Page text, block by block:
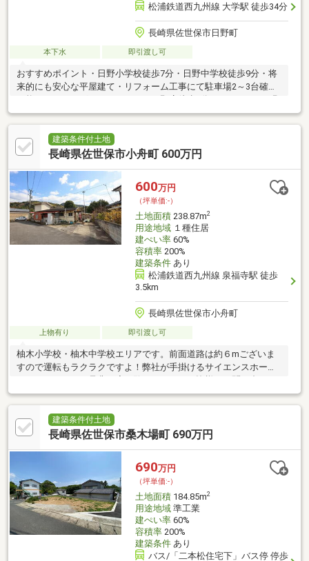
松浦鉄道西九州線 大学駅 徒歩34分
長崎県佐世保市日野町
本下水 即引渡し可
おすすめポイント・日野小学校徒歩7分・日野中学校徒歩9分・将
来的にも安心な平屋建て・リフォーム工事にて駐車場2～3台確保
店徒歩8分
建築条件付土地
長崎県佐世保市小舟町 600万円
600万円
（坪単価:-）
土地面積238.87m2
用途地域１種住居
建ぺい率60%
容積率200%
建築条件あり
松浦鉄道西九州線 泉福寺駅 徒歩
3.5km
長崎県佐世保市小舟町
上物有り 即引渡し可
柚木小学校・柚木中学校エリアです。前面道路は約６mございま
すので運転もラクラクですよ！弊社が手掛けるサイエンスホーム
お待ちしております。
建築条件付土地
長崎県佐世保市桑木場町 690万円
690万円
（坪単価:-）
土地面積184.85m2
用途地域準工業
建ぺい率60%
容積率200%
建築条件あり
バス/「二本松住宅下」バス停 停歩